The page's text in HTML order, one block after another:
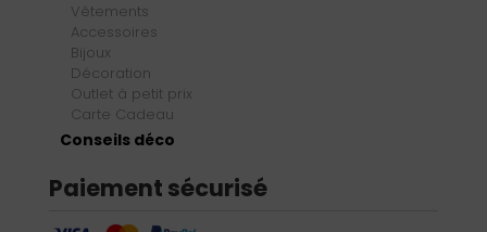
Vêtements
Accessoires
Bijoux
Décoration
Outlet à petit prix
Carte Cadeau
Conseils déco
Paiement sécurisé